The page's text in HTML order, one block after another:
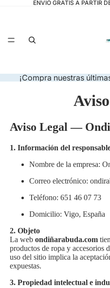
ENVIO GRATIS A PARTIR
¡Compra nuestras
Aviso Legal —
1. Información del
Nombre de la empresa:
Correo electrónico:
Teléfono: 651 46 07 73
Domicilio: Vigo, España
2. Objeto
La web ondiñarabuda.com
productos de ropa y accesorios
uso del sitio implica la
expuestas.
3. Propiedad intelectual e